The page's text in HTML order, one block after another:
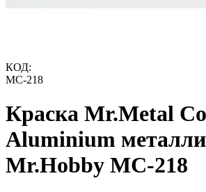
КОД:
MC-218
Краска Mr.Metal
Aluminium
Mr.Hobby MC-218